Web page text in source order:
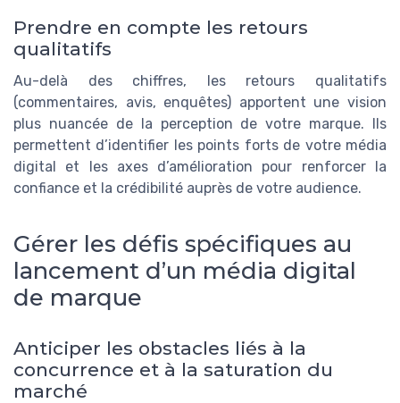
Prendre en compte les retours
qualitatifs
Au-delà des chiffres, les retours qualitatifs
(commentaires, avis, enquêtes) apportent une vision
plus nuancée de la perception de votre marque. Ils
permettent d’identifier les points forts de votre média
digital et les axes d’amélioration pour renforcer la
confiance et la crédibilité auprès de votre audience.
Gérer les défis spécifiques au
lancement d’un média digital
de marque
Anticiper les obstacles liés à la
concurrence et à la saturation du
marché